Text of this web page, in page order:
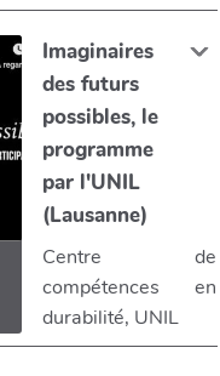
Imaginaires
des futurs
possibles, le
programme
par l'UNIL
(Lausanne)
Centre de
compétences en
durabilité, UNIL